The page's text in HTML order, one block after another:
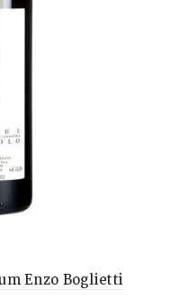
Enzo Boglietti